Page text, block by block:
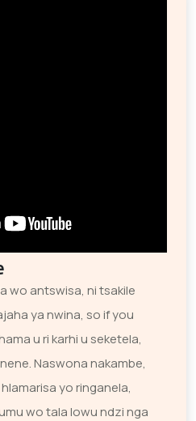
wo antswisa, ni tsakile
ya nwina, so if you
u ri karhi u seketela,
Naswona nakambe,
yo ringanela,
wo tala lowu ndzi nga